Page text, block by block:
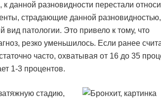
данной разновидности перестали
страдающие данной разновидностью,
вид патологии. Это привело к тому, что
резко уменьшилось. Если ранее
часто, охватывая от 16 до 35
1-3 процентов.
стадию,